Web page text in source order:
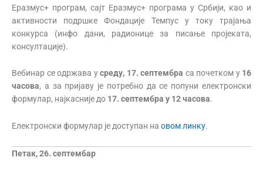
Еразмус+ програм, сајт Еразмус+ програма у Србији, као и
активности подршке Фондације Темпус у току трајања
конкурса (инфо дани, радионице за писање пројеката,
консултације).
Вебинар се одржава усреду, 17. септембра са почетком у 16
часова, а за пријаву је потребно да се попуни електронски
формулар, најкасније до 17. септембра у 12 часова.
Електронски формулар је доступан на овом линку.
Петак,26. септембар